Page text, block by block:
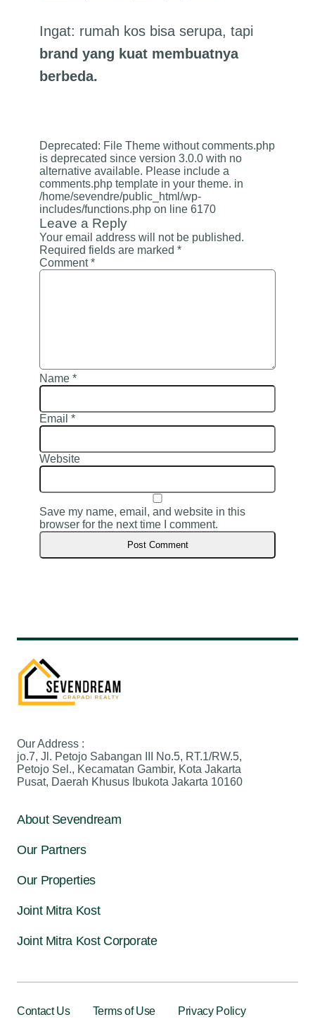
Ingat: rumah kos bisa serupa, tapi
brand yang kuat membuatnya
berbeda.
Deprecated: File Theme without comments.php
is deprecated since version 3.0.0 with no
alternative available. Please include a
comments.php template in your theme. in
/home/sevendre/public_html/wp-
includes/functions.php on line 6170
Leave a Reply
Your email address will not be published.
Required fields are marked *
Comment*
Name *
Email *
Website
Save my name, email, and website in this
browser for the next time I comment.
Our Address :
jo.7, Jl. Petojo Sabangan III No.5, RT.1/RW.5,
Petojo Sel., Kecamatan Gambir, Kota Jakarta
Pusat, Daerah Khusus Ibukota Jakarta 10160
About Sevendream
Our Partners
Our Properties
Joint Mitra Kost
Joint Mitra Kost Corporate
Contact Us Terms of Use Privacy Policy